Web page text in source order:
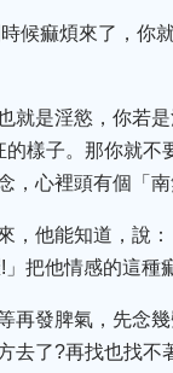
候痲煩來了，你
就是淫慾，你若
樣子。那你就不
心裡頭有個「南
，他能知道，說
把他情感的這種
再發脾氣，先念
了?再找也找不